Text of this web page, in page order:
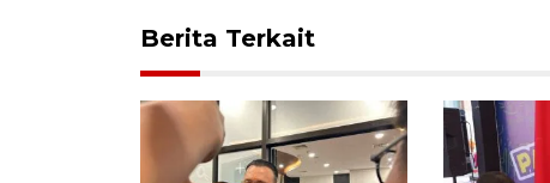
Berita Terkait